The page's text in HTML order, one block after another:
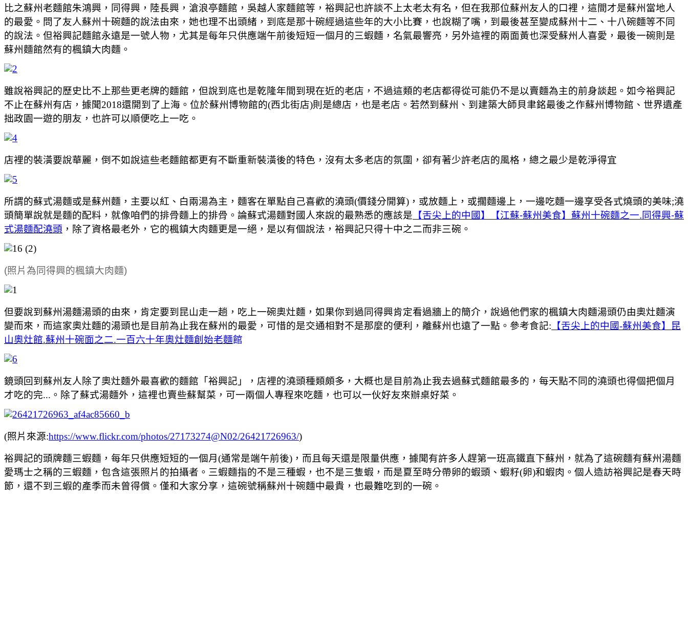
比之蘇州老麵館朱鴻興，同得興，陸長興，滄浪亭麵館，吳越人家麵館等，裕興記也許談不上太老太有名，但在我那位蘇州友人的口裡，這間才是蘇州當地人
的最愛。問了友人蘇州十碗麵的說法由來，她也理不出頭緒，到底是那十碗經過這些年的大小比賽，也說糊了嘴，到最後甚至變成蘇州十二、十八碗麵等不同
的說法。但裕興記麵館永遠是一號人物，尤其是每年只供應端午前後短短一個月的三蝦麵，名氣最響亮，另外這裡的兩面黃也深受蘇州人喜愛，最後一碗則是
蘇州麵館然有的楓鎮大肉麵。
雖說裕興記的歷史比不上那些更老牌的麵館，但說到底也是乾隆年間到現在近的老店，不過這類的老店都得從可能仍不是以賣麵為主的前身談起。如今裕興記
不止在蘇州有店，據聞2018還開到了上海。位於蘇州博物館的(西北街店)則是總店，也是老店。若然到蘇州、到建築大師貝聿銘最後之作蘇州博物館、世界遺產
拙政園一遊的朋友，也許可以順便吃上一吃。
店裡的裝潢要說華麗，倒不如說這些老麵館都更有不斷重新裝潢後的特色，沒有太多老店的氛圍，卻有著少許老店的風格，總之最少是乾淨得宜
所謂的蘇式湯麵或是蘇州麵，主要以紅、白兩湯為主，麵客在單點自己喜歡的澆頭(價錢分開算)，或放麵上，或擱麵邊上，一邊吃麵一邊享受各式燒頭的美味;澆
頭簡單說就是麵的配料，就像咱們的排骨麵上的排骨。論蘇式湯麵對國人來說的最熟悉的應該是 【舌尖上的中國】【江蘇-蘇州美食】蘇州十碗麵之一.同得興-蘇
式湯麵配澆頭 ，除了資格最老外，它的楓鎮大肉麵更是一絕，是以有個說法，裕興記只得十中之二而非三碗。
(照片為同得興的楓鎮大肉麵)
但要說到蘇州湯麵湯頭的由來，肯定要到昆山走一趟，吃上一碗奧灶麵，如果你到過同得興肯定看過牆上的簡介，說過他們家的楓鎮大肉麵湯頭仍由奧灶麵演
變而來，而這家奧灶麵的湯頭也是目前為止我在蘇州的最愛，可惜的是交通相對不是那麼的便利，離蘇州也遠了一點。參考食記: 【舌尖上的中國-蘇州美食】昆
山奧灶館.蘇州十碗面之二.一百六十年奧灶麵創始老麵館
鏡頭回到蘇州友人除了奧灶麵外最喜歡的麵館「裕興記」，店裡的澆頭種類頗多，大概也是目前為止我去過蘇式麵館最多的，每天點不同的澆頭也得個把個月
才吃的完...。除了蘇式湯麵外，這裡也賣些蘇幫菜，可一兩個人專程來吃麵，也可以一伙好友來辦桌好菜。
(照片來源:https://www.flickr.com/photos/27173274@N02/26421726963/)
裕興記的頭牌麵三蝦麵，每年只供應短短的一個月(通常是端午前後)，而且每天還是限量供應，據聞有許多人趕第一班高鐵直下蘇州，就為了這碗麵有蘇州湯麵
愛瑪士之稱的三蝦麵，包含這張照片的拍攝者。三蝦麵指的不是三種蝦，也不是三隻蝦，而是夏至時分帶卵的蝦頭、蝦籽(卵)和蝦肉。個人造訪裕興記是春天時
節，還不到三蝦的產季而未曾得償。僅和大家分享，這碗號稱蘇州十碗麵中最貴，也最難吃到的一碗。